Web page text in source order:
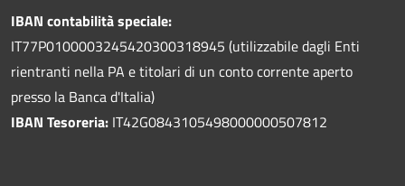
IBAN contabilità speciale:
IT77P0100003245420300318945 (utilizzabile dagli Enti
rientranti nella PA e titolari di un conto corrente aperto
presso la Banca d'Italia)
IBAN Tesoreria: IT42G0843105498000000507812